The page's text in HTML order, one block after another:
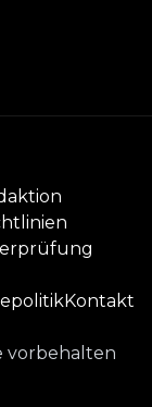
Kontakt
vorbehalten